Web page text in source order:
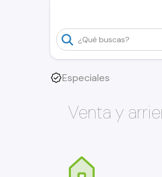
Especiales
Venta y